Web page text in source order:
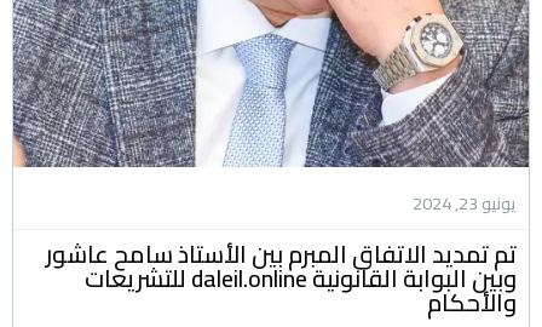
يونيو 23, 2024
تم تمديد الاتفاق المبرم بين الأستاذ سامح عاشور
وبين البوابة القانونية daleil.online للتشريعات
والأحكام